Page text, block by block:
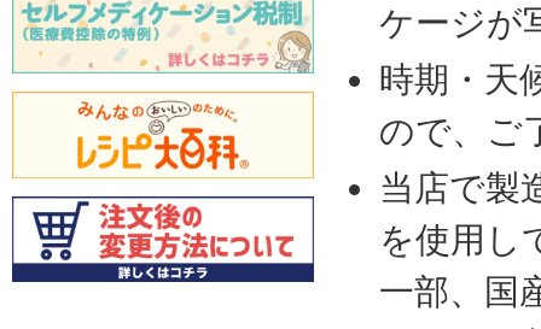
ケージが
時期・天
ので、ご
当店で製
を使用し
一部、国